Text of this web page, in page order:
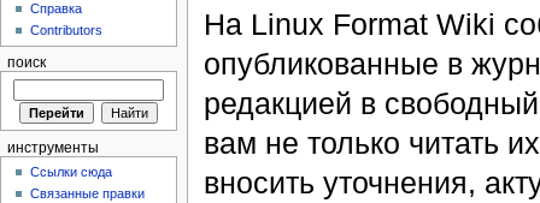
На Linux Format Wiki
опубликованные в
редакцией в
вам не только читать
вносить уточнения,
Справка
Contributors
поиск
инструменты
Ссылки сюда
Связанные правки